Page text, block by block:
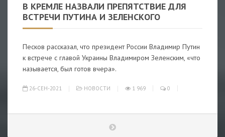
В КРЕМЛЕ НАЗВАЛИ ПРЕПЯТСТВИЕ ДЛЯ
ВСТРЕЧИ ПУТИНА И ЗЕЛЕНСКОГО
Песков рассказал, что президент России Владимир Путин
к встрече с главой Украины Владимиром Зеленским, «что
называется, был готов вчера».
26-СЕН-2021 НОВОСТИ 1 969 0